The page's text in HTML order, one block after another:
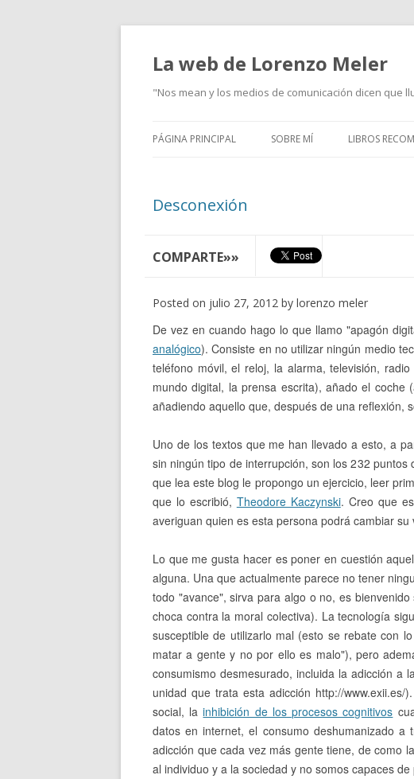
La web de Lorenzo Meler
"Nos mean y los medios de comunicación dicen que
PÁGINA PRINCIPAL SOBRE MÍ LIBROS
Desconexión
COMPARTE»»
Posted on julio 27, 2012 by lorenzo meler
De vez en cuando hago lo que llamo "apagón
analógico). Consiste en no utilizar ningún medio
teléfono móvil, el reloj, la alarma, televisión,
mundo digital, la prensa escrita), añado el
añadiendo aquello que, después de una reflexión,
Uno de los textos que me han llevado a esto, a
sin ningún tipo de interrupción, son los 232 puntos
que lea este blog le propongo un ejercicio, leer
que lo escribió, Theodore Kaczynski. Creo que
averiguan quien es esta persona podrá cambiar
Lo que me gusta hacer es poner en cuestión
alguna. Una que actualmente parece no tener
todo "avance", sirva para algo o no, es
choca contra la moral colectiva). La tecnología
susceptible de utilizarlo mal (esto se rebate con
matar a gente y no por ello es malo"), pero
consumismo desmesurado, incluida la adicción a
unidad que trata esta adicción http://
social, lainhibición de los procesos cognitivos
datos en internet, el consumo deshumanizado
adicción que cada vez más gente tiene, de como
al individuo y a la sociedad y no somos capaces